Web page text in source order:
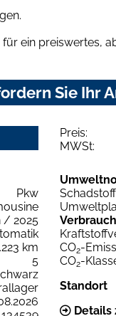
ein preiswertes,
Sie Ihr
Preis:
MWSt:
Pkw
/ 2025
km
5
CO2-
CO2-
Standort
Details